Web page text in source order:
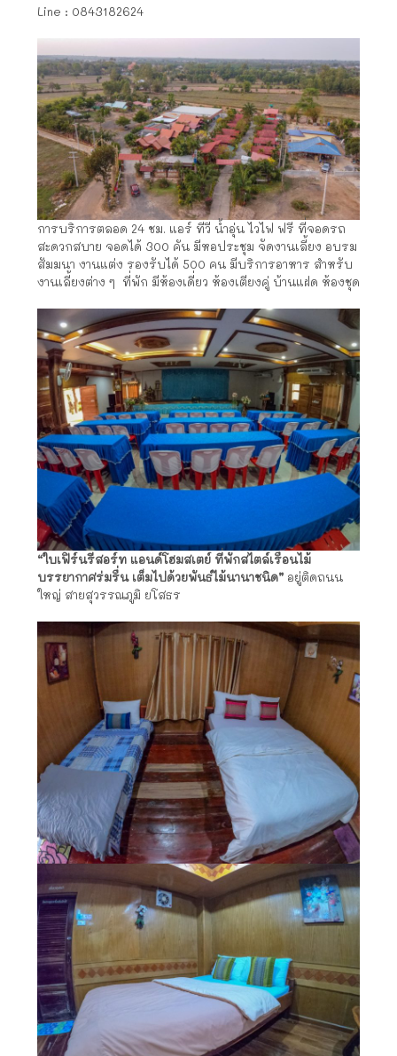
Line : 0843182624
การบริการตลอด 24 ชม. แอร์ ทีวี น้ำอุ่น ไวไฟ ฟรี ที่จอดรถ
สะดวกสบาย จอดได้ 300 คัน มีหอประชุม จัดงานเลี้ยง อบรม
สัมมนา งานแต่ง รองรับได้ 500 คน มีบริการอาหาร สำหรับ
งานเลี้ยงต่าง ๆ ที่พัก มีห้องเดี่ยว ห้องเตียงคู่ บ้านแฝด ห้องชุด
“ใบเฟิร์นรีสอร์ท แอนด์โฮมสเตย์ ที่พักสไตล์เรือนไม้
บรรยากาศร่มรื่น เต็มไปด้วยพันธ์ไม้นานาชนิด” อยู่ติดถนน
ใหญ่ สายสุวรรณภูมิ ยโสธร